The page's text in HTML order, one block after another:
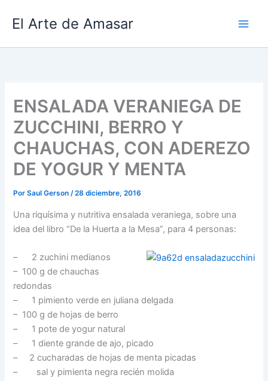
El Arte de Amasar
ENSALADA VERANIEGA DE
ZUCCHINI, BERRO Y
CHAUCHAS, CON ADEREZO
DE YOGUR Y MENTA
PorSaul Gerson/28 diciembre, 2016
Una riquísima y nutritiva ensalada veraniega, sobre una
idea del libro “De la Huerta a la Mesa”, para 4 personas:
– 2 zuchini medianos
– 100 g de chauchas
redondas
– 1 pimiento verde en juliana delgada
– 100 g de hojas de berro
– 1 pote de yogur natural
– 1 diente grande de ajo, picado
– 2 cucharadas de hojas de menta picadas
– sal y pimienta negra recién molida